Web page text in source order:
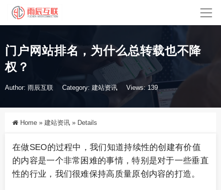
门户网站排名，为什么总转载也不降
权？
Author: 雨辰互联 Category: 建站资讯 Views: 139
Home » 建站资讯 » Details
在做SEO的过程中，我们知道持续性的创建有价值
的内容是一个非常困难的事情，特别是对于一些垂直
性的行业，我们很难保持高质量原创内容的打造。